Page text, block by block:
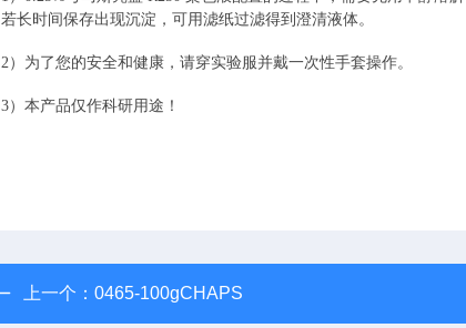
若长时间保存出现沉淀，可用滤纸过滤得到澄清液体。
2） 为了您的安全和健康，请穿实验服并戴一次性手套操作。
3） 本产品仅作科研用途！
上一个： 0465-100gCHAPS